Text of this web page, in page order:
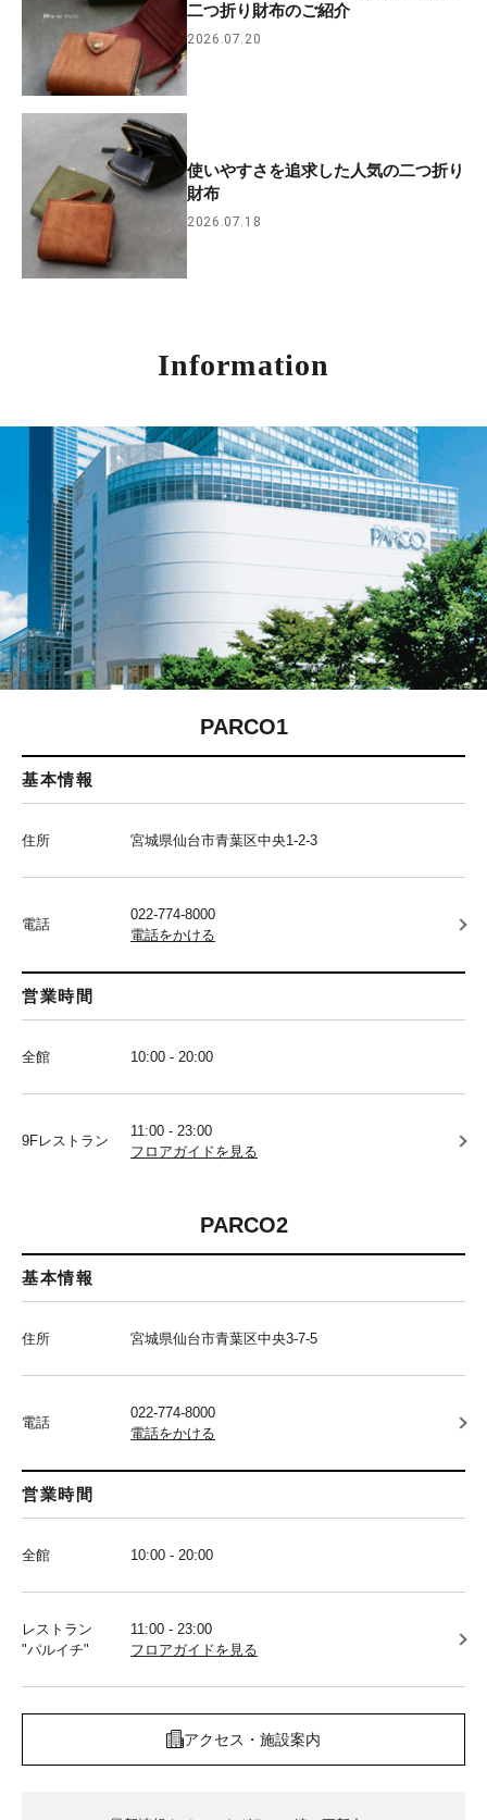
二つ折り財布のご紹介
2026.07.20
使いやすさを追求した人気の二つ折り
財布
2026.07.18
Information
PARCO1
基本情報
住所 宮城県仙台市青葉区中央1-2-3
電話
022-774-8000
電話をかける
営業時間
全館 10:00 - 20:00
9Fレストラン
11:00 - 23:00
フロアガイドを見る
PARCO2
基本情報
住所 宮城県仙台市青葉区中央3-7-5
電話
022-774-8000
電話をかける
営業時間
全館 10:00 - 20:00
レストラン
"パルイチ"
11:00 - 23:00
フロアガイドを見る
アクセス・施設案内